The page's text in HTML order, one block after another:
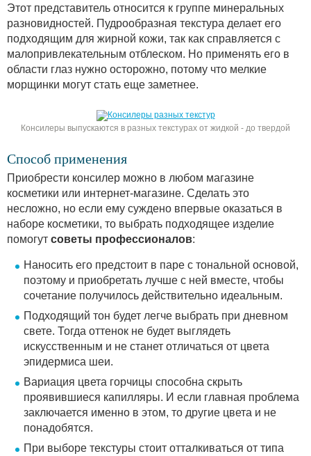
Этот представитель относится к группе минеральных
разновидностей. Пудрообразная текстура делает его
подходящим для жирной кожи, так как справляется с
малопривлекательным отблеском. Но применять его в
области глаз нужно осторожно, потому что мелкие
морщинки могут стать еще заметнее.
Консилеры выпускаются в разных текстурах от жидкой - до твердой
Способ применения
Приобрести консилер можно в любом магазине
косметики или интернет-магазине. Сделать это
несложно, но если ему суждено впервые оказаться в
наборе косметики, то выбрать подходящее изделие
помогут советы профессионалов:
Наносить его предстоит в паре с тональной основой,
поэтому и приобретать лучше с ней вместе, чтобы
сочетание получилось действительно идеальным.
Подходящий тон будет легче выбрать при дневном
свете. Тогда оттенок не будет выглядеть
искусственным и не станет отличаться от цвета
эпидермиса шеи.
Вариация цвета горчицы способна скрыть
проявившиеся капилляры. И если главная проблема
заключается именно в этом, то другие цвета и не
понадобятся.
При выборе текстуры стоит отталкиваться от типа